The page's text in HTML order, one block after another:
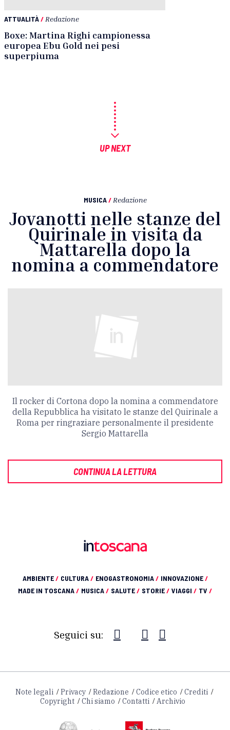
ATTUALITÀ/ Redazione
Boxe: Martina Righi campionessa
europea Ebu Gold nei pesi
superpiuma
UP NEXT
MUSICA / Redazione
Jovanotti nelle stanze del
Quirinale in visita da
Mattarella dopo la
nomina a commendatore
Il rocker di Cortona dopo la nomina a commendatore
della Repubblica ha visitato le stanze del Quirinale a
Roma per ringraziare personalmente il presidente
Sergio Mattarella
CONTINUA LA LETTURA
AMBIENTE/ CULTURA/ ENOGASTRONOMIA/ INNOVAZIONE/
MADE IN TOSCANA/ MUSICA/ SALUTE/ STORIE/ VIAGGI / TV /
Seguici su:
Note legali Privacy Redazione Codice etico
Crediti
Copyright
Chi siamo Contatti Archivio